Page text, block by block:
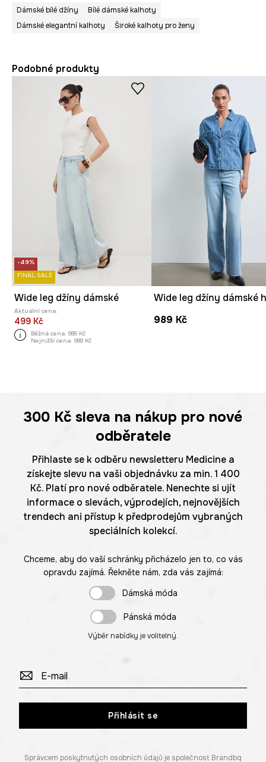
Dámské bílé džíny
Bílé dámské kalhoty
Dámské elegantní kalhoty
Široké kalhoty pro ženy
Podobné produkty
-49%
FINAL SALE
Wide leg džíny dámské
Aktuální cena:
499 Kč
Běžná cena: 989 Kč
Nejnižší cena: 989 Kč
989 Kč
300 Kč sleva na nákup pro nové
odběratele
Přihlaste se k odběru newsletteru Medicine a
získejte slevu na vaši objednávku za min. 1 400
Kč. Platí pro nové odběratele. Nenechte si ujít
informace o slevách, výprodejích, nejnovějších
trendech ani přístup k předprodejům vybraných
speciálních kolekcí.
Chceme, aby do vaší schránky přicházelo jen to, co vás
opravdu zajímá. Řekněte nám, zda vás zajímá:
Dámská móda
Pánská móda
Výběr nabídky je volitelný.
Přihlásit se
Správcem poskytnutých osobních údajů je společnost Brandbq